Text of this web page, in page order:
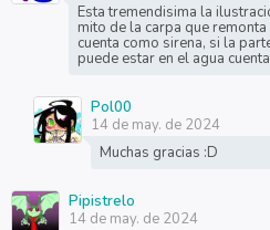
Esta tremendisima la
mito de la carpa que
cuenta como sirena, si la
puede estar en el agua
Pol00
14 de may. de 2024
Muchas gracias :D
Pipistrelo
14 de may. de 2024